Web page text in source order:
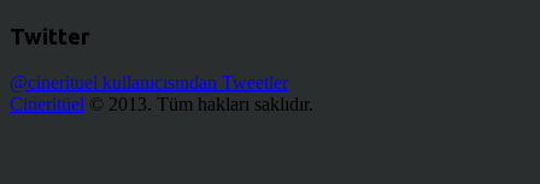
Twitter
@cinerituel kullanıcısından Tweetler
Cineritüel © 2013. Tüm hakları saklıdır.